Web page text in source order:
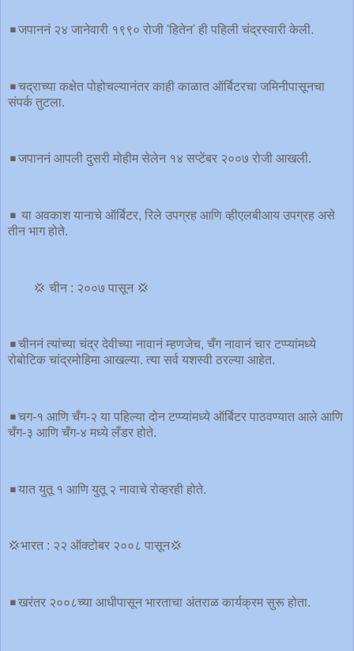
◾️जपाननं २४ जानेवारी १९९० रोजी 'हितेन' ही पहिली चंद्रस्वारी केली.
◾️चद्राच्या कक्षेत पोहोचल्यानंतर काही काळात ऑर्बिटरचा जमिनीपासूनचा
संपर्क तुटला.
◾️जपाननं आपली दुसरी मोहीम सेलेन १४ सप्टेंबर २००७ रोजी आखली.
◾️ या अवकाश यानाचे ऑर्बिटर, रिले उपग्रह आणि व्हीएलबीआय उपग्रह असे
तीन भाग होते.
💢 चीन : २००७ पासून 💢
◾️चीननं त्यांच्या चंद्र देवीच्या नावानं म्हणजेच, चँग नावानं चार टप्प्यांमध्ये
रोबोटिक चांद्रमोहिमा आखल्या. त्या सर्व यशस्वी ठरल्या आहेत.
◾️चग-१ आणि चँग-२ या पहिल्या दोन टप्प्यांमध्ये ऑर्बिटर पाठवण्यात आले आणि
चँग-३ आणि चँग-४ मध्ये लँडर होते.
◾️यात युतू १ आणि युतू २ नावाचे रोव्हरही होते.
💢भारत : २२ ऑक्टोबर २००८ पासून💢
◾️खरंतर २००८च्या आधीपासून भारताचा अंतराळ कार्यक्रम सुरू होता.